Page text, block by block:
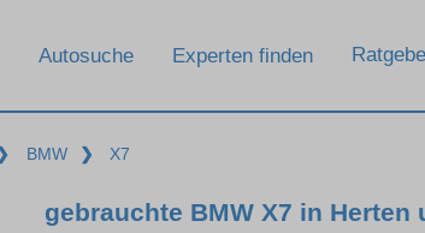
Autosuche Experten finden
BMW ❯ X7
gebrauchte BMW X7 in